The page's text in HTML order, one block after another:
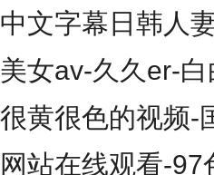
中文字幕日韩人
美女av-久久er-
很黄很色的视频-
网站在线观看-